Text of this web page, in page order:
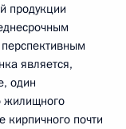
продукции
является,
один
жилищного
почти